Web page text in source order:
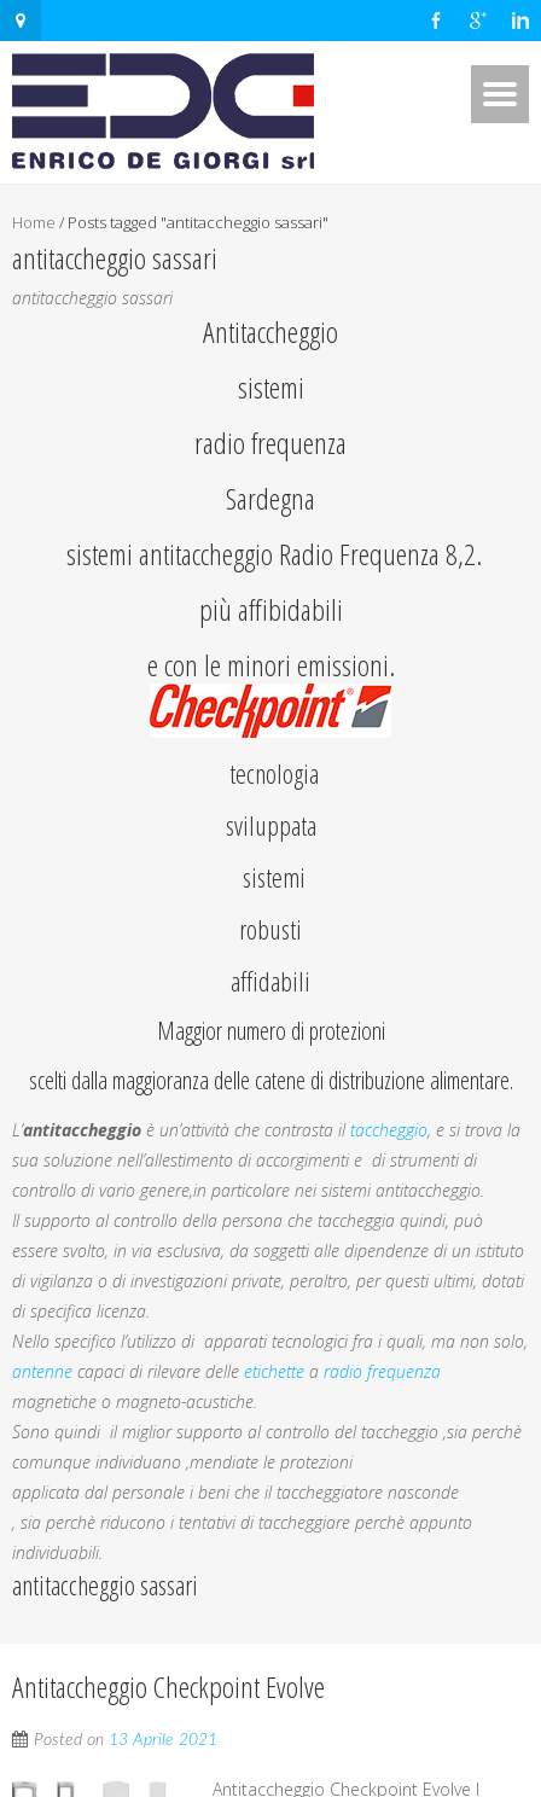
Home / Posts tagged "antitaccheggio sassari"
antitaccheggio sassari
antitaccheggio sassari
Antitaccheggio
sistemi
radio frequenza
Sardegna
sistemi antitaccheggio Radio Frequenza 8,2.
più affibidabili
e con le minori emissioni.
tecnologia
sviluppata
sistemi
robusti
affidabili
Maggior numero di protezioni
scelti dalla maggioranza delle catene di distribuzione alimentare.
L’antitaccheggio è un’attività che contrasta iltaccheggio, e si trova la
sua soluzione nell’allestimento di accorgimenti e di strumenti di
controllo di vario genere,in particolare nei sistemi antitaccheggio.
Il supporto al controllo della persona che taccheggia quindi, può
essere svolto, in via esclusiva, da soggetti alle dipendenze di un istituto
di vigilanza o di investigazioni private, peraltro, per questi ultimi, dotati
di specifica licenza.
Nello specifico l’utilizzo di apparati tecnologici fra i quali, ma non solo,
antenne capaci di rilevare delle etichette a radio frequenza
magnetiche o magneto-acustiche.
Sono quindi il miglior supporto al controllo del taccheggio ,sia perchè
comunque individuano ,mendiate le protezioni
applicata dal personale i beni che il taccheggiatore nasconde
, sia perchè riducono i tentativi di taccheggiare perchè appunto
individuabili.
antitaccheggio sassari
Antitaccheggio Checkpoint Evolve
Posted on 13 Aprile 2021
Antitaccheggio Checkpoint Evolve I